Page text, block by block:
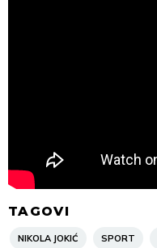
TAGOVI
NIKOLA JOKIĆ SPORT